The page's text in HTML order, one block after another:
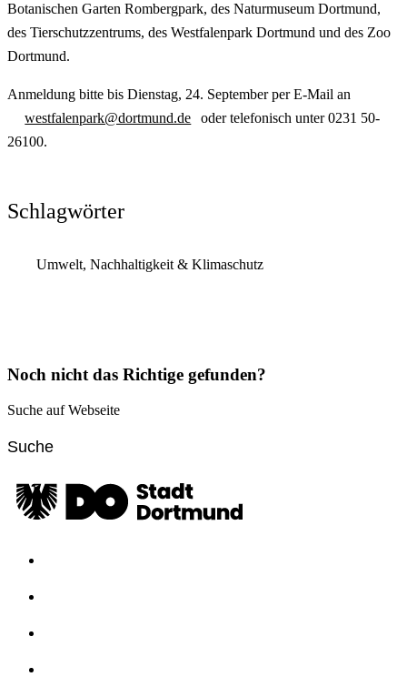
Botanischen Garten Rombergpark, des Naturmuseum Dortmund,
des Tierschutzzentrums, des Westfalenpark Dortmund und des Zoo
Dortmund.
Anmeldung bitte bis Dienstag, 24. September per E-Mail an
westfalenpark@dortmund.de
oder telefonisch unter 0231 50-
26100.
Schlagwörter
Umwelt, Nachhaltigkeit & Klimaschutz
Noch nicht das Richtige gefunden?
Suche auf Webseite